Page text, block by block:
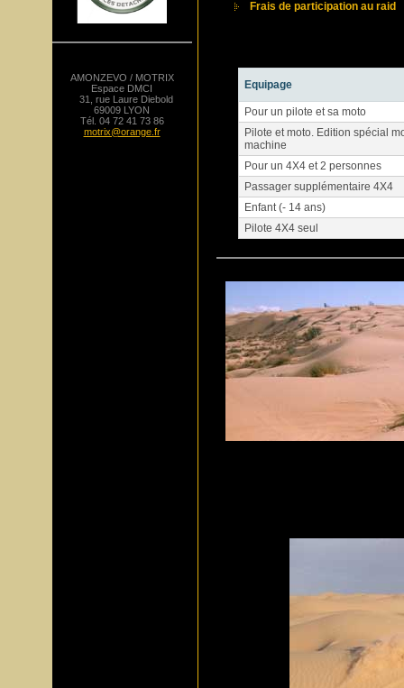
AMONZEVO / MOTRIX
Espace DMCI
31, rue Laure Diebold
69009 LYON
Tél. 04 72 41 73 86
motrix@orange.fr
Frais de participation au raid
Equipage
Pour un pilote et sa moto
Pilote et moto. Edition spécial
machine
Pour un 4X4 et 2 personnes
Passager supplémentaire 4X4
Enfant (- 14 ans)
Pilote 4X4 seul